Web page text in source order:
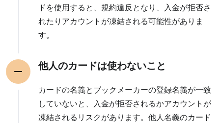
ドを使用すると、規約違反となり、入金が拒否さ
れたりアカウントが凍結される可能性がありま
す。
他人のカードは使わないこと
カードの名義とブックメーカーの登録名義が一致
していないと、入金が拒否されるかアカウントが
凍結されるリスクがあります。他人名義のカード